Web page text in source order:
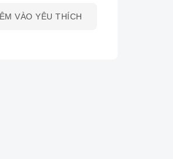
VÀO YÊU THÍCH